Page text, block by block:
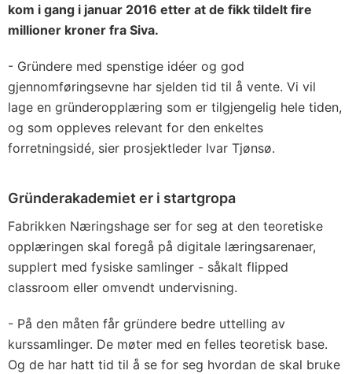
kom i gang i januar 2016 etter at de fikk tildelt fire
millioner kroner fra Siva.
- Gründere med spenstige idéer og god
gjennomføringsevne har sjelden tid til å vente. Vi vil
lage en gründeropplæring som er tilgjengelig hele tiden,
og som oppleves relevant for den enkeltes
forretningsidé, sier prosjektleder Ivar Tjønsø.
Gründerakademiet er i startgropa
Fabrikken Næringshage ser for seg at den teoretiske
opplæringen skal foregå på digitale læringsarenaer,
supplert med fysiske samlinger - såkalt flipped
classroom eller omvendt undervisning.
- På den måten får gründere bedre uttelling av
kurssamlinger. De møter med en felles teoretisk base.
Og de har hatt tid til å se for seg hvordan de skal bruke